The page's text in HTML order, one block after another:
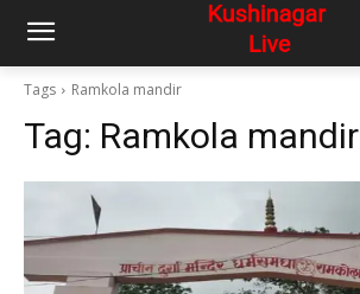
Tags Ramkola mandir
Tag: Ramkola mandir